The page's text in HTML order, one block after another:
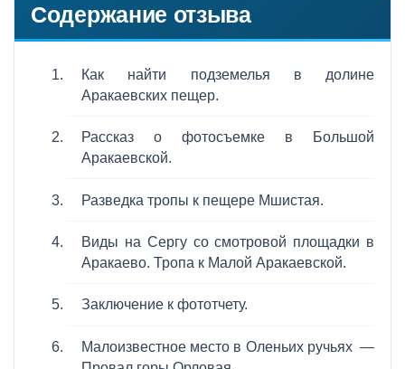
Содержание отзыва
Как найти подземелья в долине
Аракаевских пещер.
Рассказ о фотосъемке в Большой
Аракаевской.
Разведка тропы к пещере Мшистая.
Виды на Сергу со смотровой площадки в
Аракаево. Тропа к Малой Аракаевской.
Заключение к фототчету.
Малоизвестное место в Оленьих ручьях —